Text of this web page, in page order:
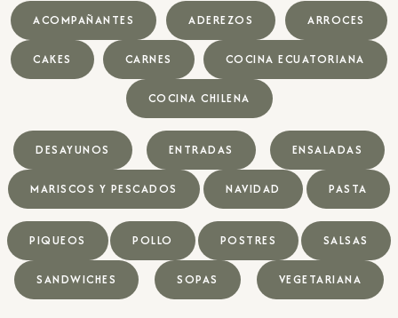
ACOMPAÑANTES ADEREZOS ARROCES
CAKES CARNES COCINA ECUATORIANA
COCINA CHILENA
DESAYUNOS ENTRADAS ENSALADAS
MARISCOS Y PESCADOS NAVIDAD PASTA
PIQUEOS POLLO POSTRES SALSAS
SANDWICHES SOPAS VEGETARIANA